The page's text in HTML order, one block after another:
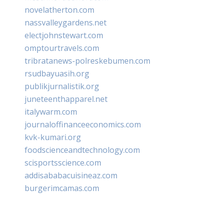
novelatherton.com
nassvalleygardens.net
electjohnstewart.com
omptourtravels.com
tribratanews-polreskebumen.com
rsudbayuasih.org
publikjurnalistik.org
juneteenthapparel.net
italywarm.com
journaloffinanceeconomics.com
kvk-kumari.org
foodscienceandtechnology.com
scisportsscience.com
addisababacuisineaz.com
burgerimcamas.com